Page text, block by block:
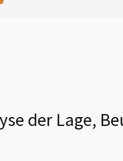
der Lage,